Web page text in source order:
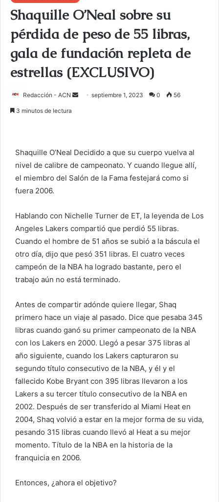
Shaquille O’Neal sobre su
pérdida de peso de 55 libras,
gala de fundación repleta de
estrellas (EXCLUSIVO)
Redacción - ACN
r
u
n
r
l
e
t
r
ó
n
i
c
septiembre 1, 2023 0 56
3 minutos de lectura
Shaquille O’Neal Decidido a que su cuerpo vuelva al
nivel de calibre de campeonato. Y cuando llegue allí,
el miembro del Salón de la Fama festejará como si
fuera 2006.
Hablando con Nichelle Turner de ET, la leyenda de Los
Angeles Lakers compartió que perdió 55 libras.
Cuando el hombre de 51 años se subió a la báscula el
otro día, dijo que pesó 351 libras. El cuatro veces
campeón de la NBA ha logrado bastante, pero el
trabajo aún no está terminado.
Antes de compartir adónde quiere llegar, Shaq
primero hace un viaje al pasado. Dice que pesaba 345
libras cuando ganó su primer campeonato de la NBA
con los Lakers en 2000. Llegó a pesar 375 libras al
año siguiente, cuando los Lakers capturaron su
segundo título consecutivo de la NBA, y él y el
fallecido Kobe Bryant con 395 libras llevaron a los
Lakers a su tercer título consecutivo de la NBA en
2002. Después de ser transferido al Miami Heat en
2004, Shaq volvió a estar en la mejor forma de su vida,
pesando 315 libras cuando llevó al Heat a su mejor
momento. Título de la NBA en la historia de la
franquicia en 2006.
Entonces, ¿ahora el objetivo?